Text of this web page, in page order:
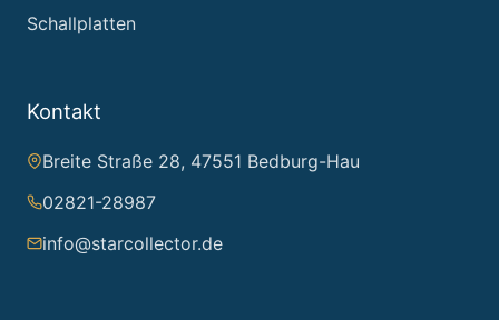
Schallplatten
Kontakt
Breite Straße 28, 47551 Bedburg-Hau
02821-28987
info@starcollector.de